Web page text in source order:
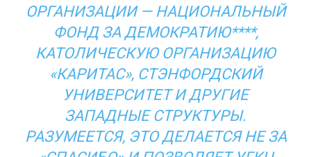
ОРГАНИЗАЦИИ — НАЦИОНАЛЬНЫЙ
ФОНД ЗА ДЕМОКРАТИЮ****,
КАТОЛИЧЕСКУЮ ОРГАНИЗАЦИЮ
«КАРИТАС», СТЭНФОРДСКИЙ
УНИВЕРСИТЕТ И ДРУГИЕ
ЗАПАДНЫЕ СТРУКТУРЫ.
РАЗУМЕЕТСЯ, ЭТО ДЕЛАЕТСЯ НЕ ЗА